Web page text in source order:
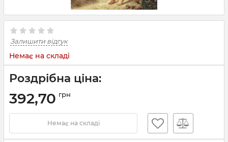
Залишити відгук
Немає на складі
Роздрібна ціна:
392,70 грн
Немає на складі